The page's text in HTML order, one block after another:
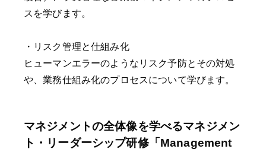
スを学びます。
・リスク管理と仕組み化
ヒューマンエラーのようなリスク予防とその対処
や、業務仕組み化のプロセスについて学びます。
マネジメントの全体像を学べるマネジメン
ト・リーダーシップ研修「Management